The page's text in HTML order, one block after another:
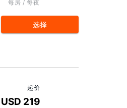
每房 / 每夜
选择
起价
USD 219